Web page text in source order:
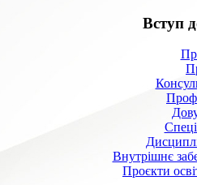
Вступ
Внутрішнє
Проєкти